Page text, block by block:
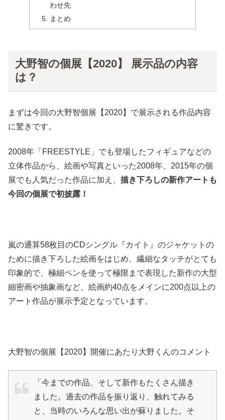
わせ先
まとめ
大野智の個展【2020】 展示品の内容
は？
まずは今回の大野智個展【2020】で展示される作品内容
に驚きです。
2008年「FREESTYLE」でも登場したフィギュアなどの
立体作品から、絵画や写真といった2008年、2015年の個
展でも人気だった作品に加え、 描き下ろしの新作アートも
今回の個展で初披露！
嵐の通算58枚目のCDシングル『カイト』のジャケットの
ために描き下ろした絵画をはじめ、繊細なタッチがとても
印象的で、極細ペンを使って極限まで表現した新作の大型
細密画や抽象画など、絵画約40点をメインに200点以上の
アート作品が展示予定となっています。
大野智の個展【2020】開催にあたり大野くんのコメント
「今までの作品、そして新作もたくさん描き
ました。過去の作品を振り返り、触れてみる
と、当時のいろんな思い出が蘇りました。そ